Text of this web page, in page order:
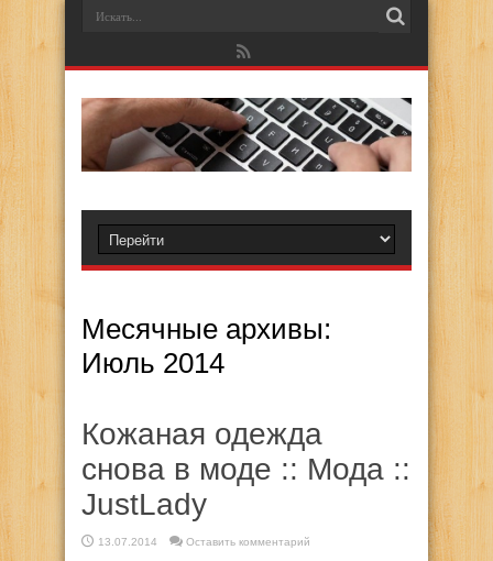
Месячные архивы:
Июль 2014
Кожаная одежда
снова в моде :: Мода ::
JustLady
13.07.2014 Оставить комментарий